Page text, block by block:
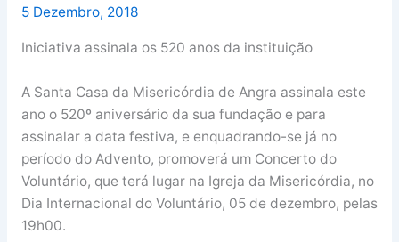
5 Dezembro, 2018
Iniciativa assinala os 520 anos da instituição
A Santa Casa da Misericórdia de Angra assinala este
ano o 520º aniversário da sua fundação e para
assinalar a data festiva, e enquadrando-se já no
período do Advento, promoverá um Concerto do
Voluntário, que terá lugar na Igreja da Misericórdia, no
Dia Internacional do Voluntário, 05 de dezembro, pelas
19h00.